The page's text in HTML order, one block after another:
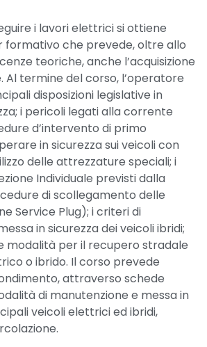
i lavori elettrici si ottiene
che prevede, oltre allo
teoriche, anche l’acquisizione
Al termine del corso, l’operatore
disposizioni legislative in
i pericoli legati alla corrente
d’intervento di primo
in sicurezza sui veicoli con
delle attrezzature speciali; i
Individuale previsti dalla
di scollegamento delle
Service Plug); i criteri di
in sicurezza dei veicoli ibridi;
modalità per il recupero stradale
o ibrido. Il corso prevede
attraverso schede
di manutenzione e messa in
veicoli elettrici ed ibridi,